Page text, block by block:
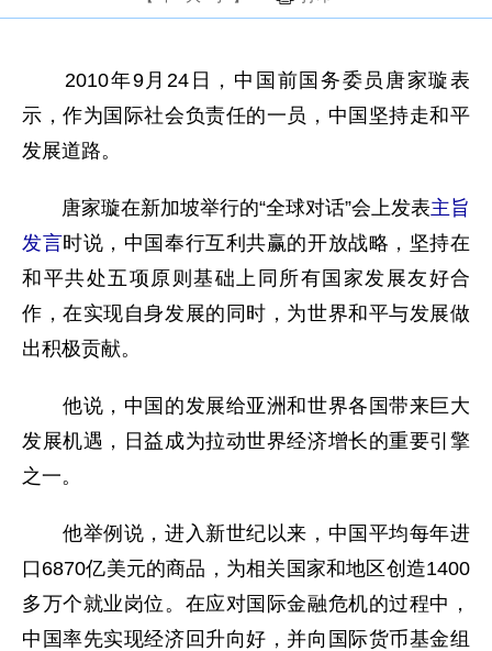
2010年9月24日，中国前国务委员唐家璇表
示，作为国际社会负责任的一员，中国坚持走和平
发展道路。
唐家璇在新加坡举行的“全球对话”会上发表主旨
发言时说，中国奉行互利共赢的开放战略，坚持在
和平共处五项原则基础上同所有国家发展友好合
作，在实现自身发展的同时，为世界和平与发展做
出积极贡献。
他说，中国的发展给亚洲和世界各国带来巨大
发展机遇，日益成为拉动世界经济增长的重要引擎
之一。
他举例说，进入新世纪以来，中国平均每年进
口6870亿美元的商品，为相关国家和地区创造1400
多万个就业岗位。在应对国际金融危机的过程中，
中国率先实现经济回升向好，并向国际货币基金组